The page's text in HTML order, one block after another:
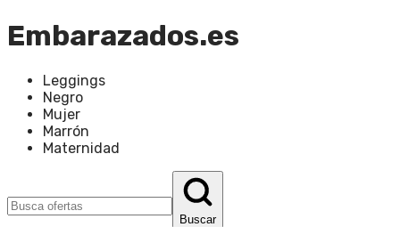
Embarazados.es
Leggings
Negro
Mujer
Marrón
Maternidad
Buscar